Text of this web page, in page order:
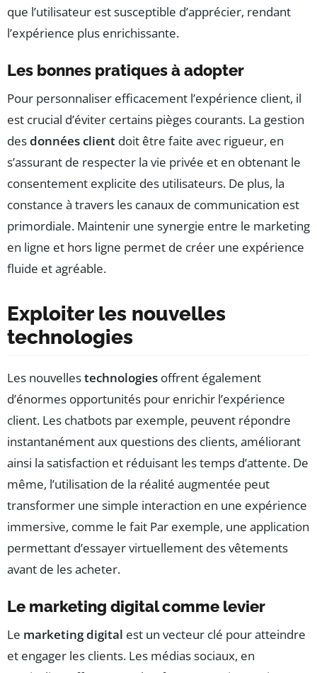
que l’utilisateur est susceptible d’apprécier, rendant
l’expérience plus enrichissante.
Les bonnes pratiques à adopter
Pour personnaliser efficacement l’expérience client, il
est crucial d’éviter certains pièges courants. La gestion
desdonnées client doit être faite avec rigueur, en
s’assurant de respecter la vie privée et en obtenant le
consentement explicite des utilisateurs. De plus, la
constance à travers les canaux de communication est
primordiale. Maintenir une synergie entre le marketing
en ligne et hors ligne permet de créer une expérience
fluide et agréable.
Exploiter les nouvelles
technologies
Les nouvellestechnologies offrent également
d’énormes opportunités pour enrichir l’expérience
client. Les chatbots par exemple, peuvent répondre
instantanément aux questions des clients, améliorant
ainsi la satisfaction et réduisant les temps d’attente. De
même, l’utilisation de la réalité augmentée peut
transformer une simple interaction en une expérience
immersive, comme le fait Par exemple, une application
permettant d’essayer virtuellement des vêtements
avant de les acheter.
Le marketing digital comme levier
Le marketing digital est un vecteur clé pour atteindre
et engager les clients. Les médias sociaux, en